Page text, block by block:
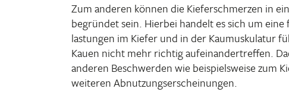
Zum anderen können die Kiefer­schmerzen in
begründet sein. Hierbei handelt es sich um
las­tungen im Kiefer und in der Kaumus­ku­latur
Kauen nicht mehr richtig aufein­an­der­treffen.
anderen Beschwerden wie beispiels­weise zum
weiteren Abnutzungserscheinungen.